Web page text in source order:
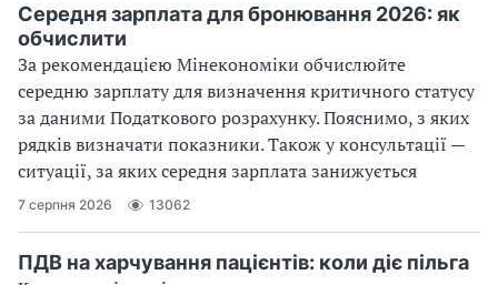
Середня зарплата для бронювання 2026: як
обчислити
За рекомендацією Мінекономіки обчислюйте
середню зарплату для визначення критичного статусу
за даними Податкового розрахунку. Пояснимо, з яких
рядків визначати показники. Також у консультації —
ситуації, за яких середня зарплата занижується
7 серпня 2026 13062
ПДВ на харчування пацієнтів: коли діє пільга